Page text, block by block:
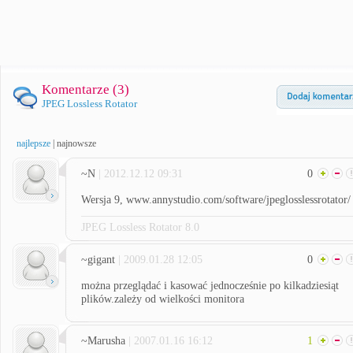
Komentarze (3)
JPEG Lossless Rotator
najlepsze najnowsze
~N | 2012.12.12 09:31 0
Wersja 9, www.annystudio.com/software/jpeglosslessrotator/
JPEG Lossless Rotator 8.0
~gigant | 2009.01.28 12:05 0
można przeglądać i kasować jednocześnie po kilkadziesiąt
plików.zależy od wielkości monitora
~Marusha | 2007.01.16 16:12 1